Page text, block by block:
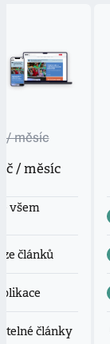
/ měsíc
/ měsíc
všem
článků
články